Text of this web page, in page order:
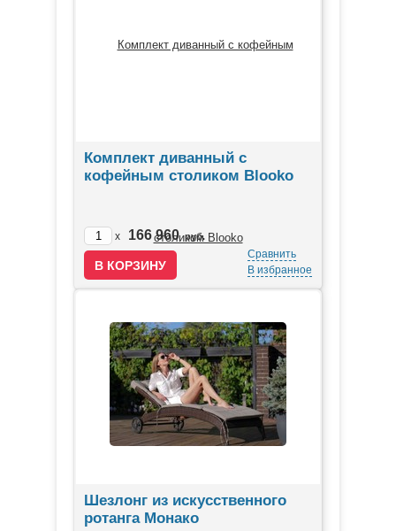
Комплект диванный с
кофейным столиком Blooko
x 166 960 руб.
Сравнить
В избранное
Шезлонг из искусственного
ротанга Монако